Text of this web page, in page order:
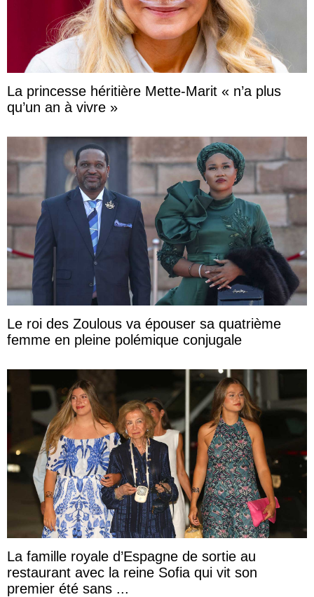
La princesse héritière Mette-Marit « n’a plus
qu’un an à vivre »
Le roi des Zoulous va épouser sa quatrième
femme en pleine polémique conjugale
La famille royale d’Espagne de sortie au
restaurant avec la reine Sofia qui vit son
premier été sans ...